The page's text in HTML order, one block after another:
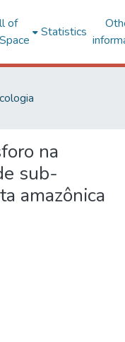
of
Statistics
na
sub-
amazônica